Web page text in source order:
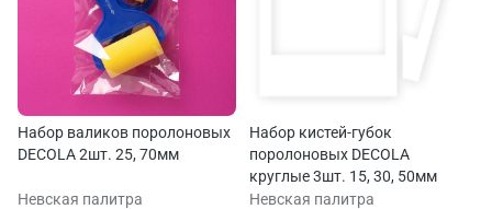
Набор валиков поролоновых
DECOLA 2шт. 25, 70мм
Невская палитра
Набор кистей-губок
поролоновых DECOLA
круглые 3шт. 15, 30, 50мм
Невская палитра